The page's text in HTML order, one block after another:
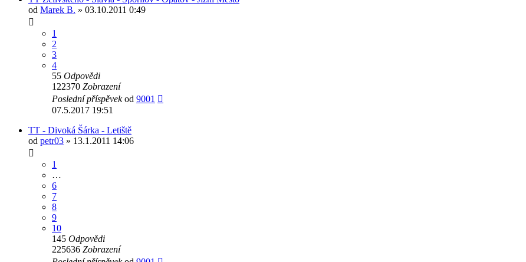
od Marek B. » 03.10.2011 0:49
1
2
3
4
55 Odpovědi
122370 Zobrazení
Poslední příspěvekod 9001
07.5.2017 19:51
TT - Divoká Šárka - Letiště
od petr03 » 13.1.2011 14:06
1
…
6
7
8
9
10
145 Odpovědi
225636 Zobrazení